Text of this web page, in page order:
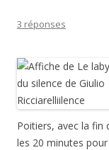
3 réponses
Poitiers, avec la
les 20 minutes